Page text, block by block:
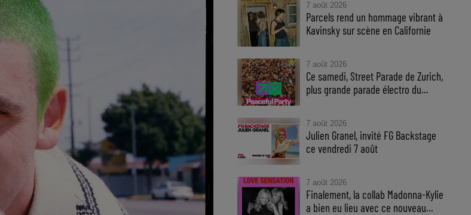
7 août 2026
Parcels rend un hommage vibrant à
Kavinsky sur scène en Californie
7 août 2026
Ce samedi, Street Parade de Zurich,
plus grande parade électro du...
7 août 2026
Julien Granel, invité FG Backstage
ce vendredi 7 août
7 août 2026
Finalement, la collab Madonna-Kylie
a bien eu lieu avec ce nouveau...